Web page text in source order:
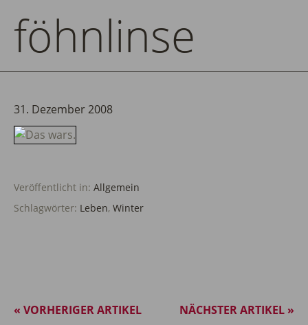
föhnlinse
31. Dezember 2008
Veröffentlicht in: Allgemein
Schlagwörter: Leben, Winter
NÄCHSTER ARTIKEL »
« VORHERIGER ARTIKEL